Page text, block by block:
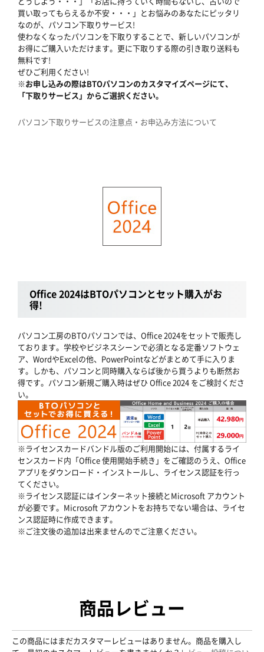
買い取ってもらえるか不安・・・」とお悩みのあなたにピッタリ
なのが、パソコン下取りサービス!
使わなくなったパソコンを下取りすることで、新しいパソコンが
お得にご購入いただけます。更に下取りする際の引き取り送料も
無料です!
ぜひご利用ください!
※お申し込みの際はBTOパソコンのカスタマイズページにて、
「下取りサービス」からご選択ください。
パソコン下取りサービスの注意点・お申込み方法について
Office 2024はBTOパソコンとセット購入がお
得!
パソコン工房のBTOパソコンでは、Office 2024をセットで販売し
ております。学校やビジネスシーンで必須となる定番ソフトウェ
ア、WordやExcelの他、PowerPointなどがまとめて手に入りま
す。しかも、パソコンと同時購入ならば後から買うよりも断然お
得です。パソコン新規ご購入時はぜひ Office 2024 をご検討くださ
い。
※ライセンスカードバンドル版のご利用開始には、付属するライ
センスカード内「Office 使用開始手続き」をご確認のうえ、Office
アプリをダウンロード・インストールし、ライセンス認証を行っ
てください。
※ライセンス認証にはインターネット接続とMicrosoft アカウント
が必要です。Microsoft アカウントをお持ちでない場合は、ライセ
ンス認証時に作成できます。
※ご注文後の追加は出来ませんのでご注意ください。
商品レビュー
この商品にはまだカスタマーレビューはありません。商品を購入し